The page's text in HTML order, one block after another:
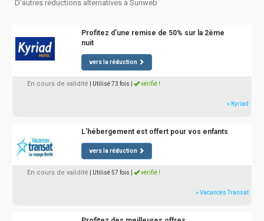
D'autres réductions alternatives à Sunweb
Profitez d'une remise de 50% sur la 2ème
nuit
vers la réduction
En cours de validité | Utilisé 73 fois vérifié !
» Kyriad
L'hébergement est offert pour vos enfants
vers la réduction
En cours de validité | Utilisé 57 fois vérifié !
» Vacances Transat